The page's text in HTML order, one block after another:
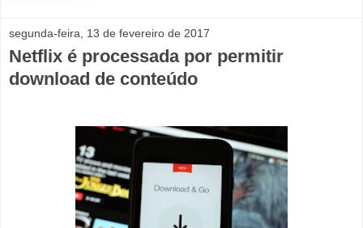
segunda-feira, 13 de fevereiro de 2017
Netflix é processada por permitir
download de conteúdo